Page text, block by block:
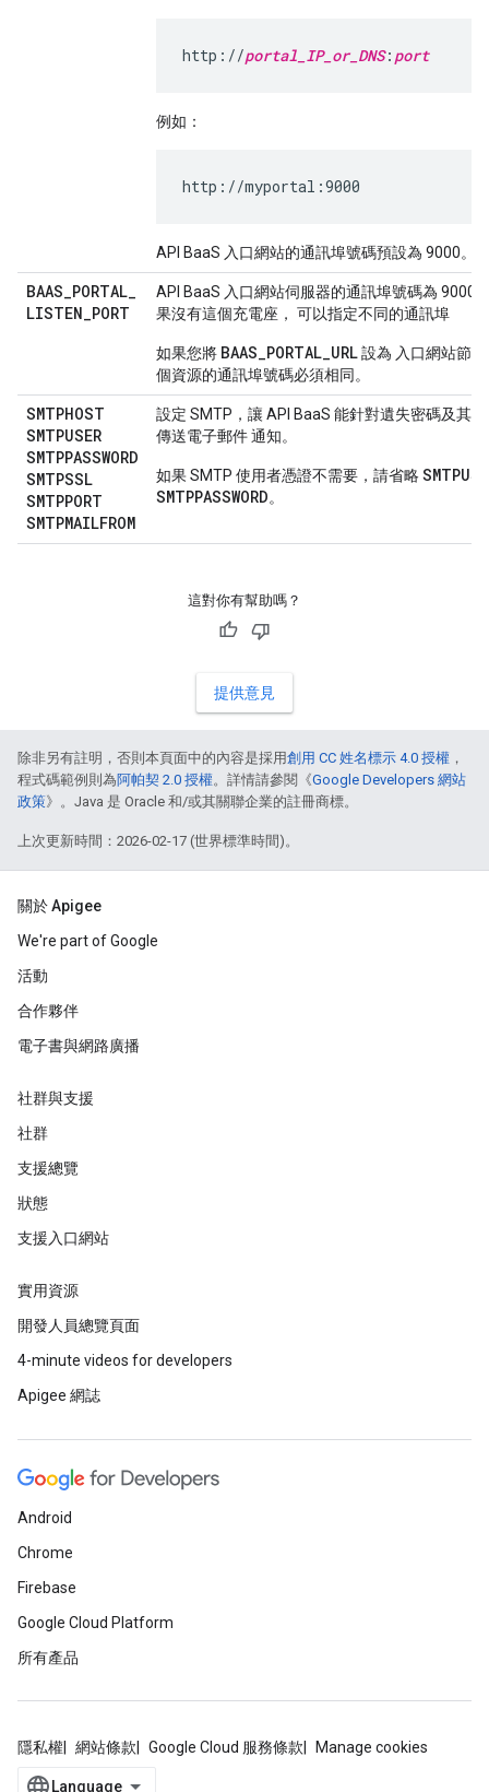
http://portal_IP_or_DNS: port
例如：
http://myportal:9000
API BaaS 入口網站的通訊埠號碼預設為 9000。
BAAS_PORTAL_
LISTEN_PORT
API BaaS 入口網站伺服器的通訊埠號碼為 9000
果沒有這個充電座， 可以指定不同的通訊埠
如果您將 BAAS_PORTAL_URL設為 入口網站節
個資源的通訊埠號碼必須相同。
SMTPHOST
SMTPUSER
SMTPPASSWORD
SMTPSSL
SMTPPORT
SMTPMAILFROM
設定 SMTP，讓 API BaaS 能針對遺失密碼及其
傳送電子郵件 通知。
如果 SMTP 使用者憑證不需要，請省略
SMTPPASSWORD。
這對你有幫助嗎？
提供意見
除非另有註明，否則本頁面中的內容是採用創用 CC 姓名標示 4.0 授權 ，
程式碼範例則為阿帕契 2.0 授權。詳情請參閱《Google Developers 網站
政策》。Java 是 Oracle 和/或其關聯企業的註冊商標。
上次更新時間：2026-02-17 (世界標準時間)。
關於 Apigee
We're part of Google
活動
合作夥伴
電子書與網路廣播
社群與支援
社群
支援總覽
狀態
支援入口網站
實用資源
開發人員總覽頁面
4-minute videos for developers
Apigee 網誌
Android
Chrome
Firebase
Google Cloud Platform
所有產品
隱私權 網站條款 Google Cloud 服務條款 Manage cookies